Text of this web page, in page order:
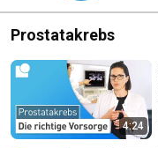
Prostatakrebs
4:24